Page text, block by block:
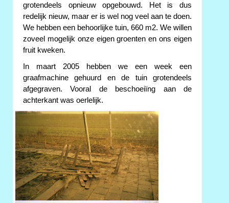
grotendeels opnieuw opgebouwd. Het is dus
redelijk nieuw, maar er is wel nog veel aan te doen.
We hebben een behoorlijke tuin, 660 m2. We willen
zoveel mogelijk onze eigen groenten en ons eigen
fruit kweken.
In maart 2005 hebben we een week een
graafmachine gehuurd en de tuin grotendeels
afgegraven. Vooral de beschoeiïng aan de
achterkant was oerlelijk.